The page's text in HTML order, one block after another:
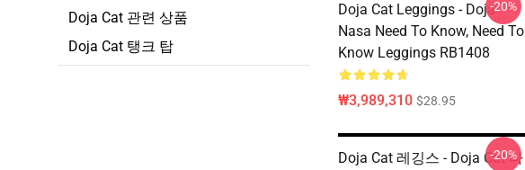
Doja Cat 관련 상품
Doja Cat 탱크 탑
Doja Cat Leggings - Doja
Nasa Need To Know, Need To
Know Leggings RB1408
₩3,989,310 $28.95
-20%
Doja Cat 레깅스 - Doja Cat 나
-20%